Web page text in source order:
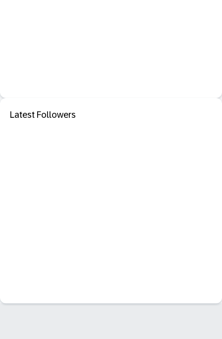
Latest Followers